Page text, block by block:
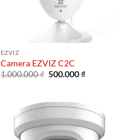
EZVIZ
Camera EZVIZ C2C
1.000.000₫ Giá
500.000₫Giá